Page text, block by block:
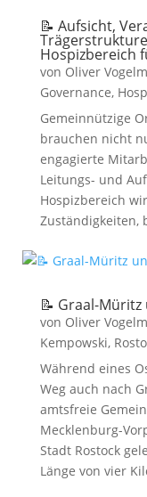
📝 Aufsicht,
Hospizbereich
von Oliver
Governance,
Gemeinnützige
brauchen nicht
engagierte
Leitungs- und
Hospizbereich
Zuständigkeiten,
📝 Graal-
von Oliver
Kempowski,
Während eines
Weg auch nach
amtsfreie
Mecklenburg-
Stadt Rostock
Länge von vier